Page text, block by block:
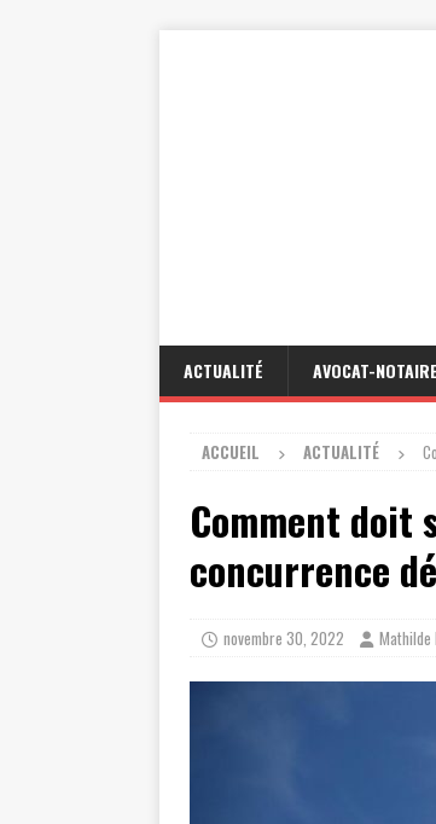
ACTUALITÉ AVOCAT-NOTAIRE
ACCUEIL ACTUALITÉ
Comment doit
concurrence
novembre 30, 2022